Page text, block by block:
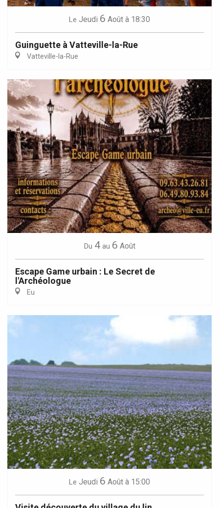
Le Jeudi 6 Août à 18:30
Guinguette à Vatteville-la-Rue
Vatteville-la-Rue
Du 4 au 6 Août
Escape Game urbain : Le Secret de
l'Archéologue
Eu
Le Jeudi 6 Août à 15:00